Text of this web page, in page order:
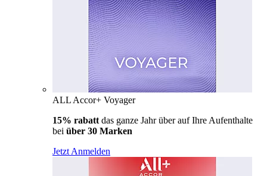
ALL Accor+ Voyager
15% rabatt das ganze Jahr über auf Ihre Aufenthalte
bei über 30 Marken
Jetzt Anmelden